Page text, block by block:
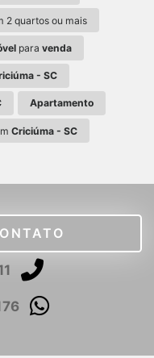
2 quartos ou mais
paravenda
- SC
Apartamento
Criciúma - SC